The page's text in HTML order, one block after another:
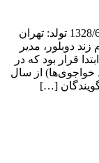
نتایج مشاهده همه نتایج زند، بهرام سال تولد: 1328/6/6 تولد: تهران
بهرام زند دوبلور، مدیر
قرار بود که در
خواجوی‌ها) از سال